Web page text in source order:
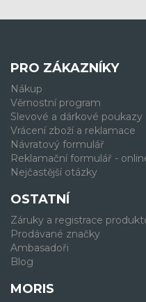
PRO ZÁKAZNÍKY
Nákup
Věrnostní program
Slevové a dárkové poukazy
Vrácení zboží a reklamace
Návratový formulář
Reklamační formulář -
Nejčastější otázky
OSTATNÍ
Záruky a registrace
Prodávané značky
Ambasadoři
Blog
MORIS